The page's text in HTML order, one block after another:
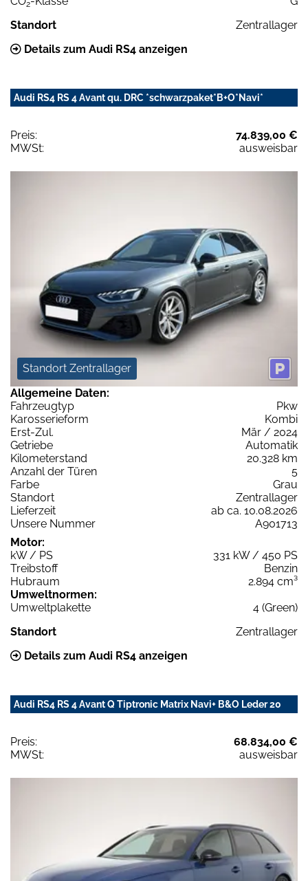
2
Standort
Zentrallager
Details zum Audi RS4 anzeigen
Audi RS4 RS 4 Avant qu. DRC *schwarzpaket*B+O*Navi*
Preis:
74.839,00 €
MWSt:
ausweisbar
Standort Zentrallager
Allgemeine Daten:
Fahrzeugtyp
Pkw
Karosserieform
Kombi
Erst-Zul.
Mär / 2024
Getriebe
Automatik
Kilometerstand
20.328 km
Anzahl der Türen
5
Farbe
Grau
Standort
Zentrallager
Lieferzeit
ab ca. 10.08.2026
Unsere Nummer
A901713
Motor:
kW / PS
331 kW / 450 PS
Treibstoff
Benzin
Hubraum
2.894 cm³
Umweltnormen:
Umweltplakette
4 (Green)
Standort
Zentrallager
Details zum Audi RS4 anzeigen
Audi RS4 RS 4 Avant Q Tiptronic Matrix Navi+ B&O Leder 20
Preis:
68.834,00 €
MWSt:
ausweisbar